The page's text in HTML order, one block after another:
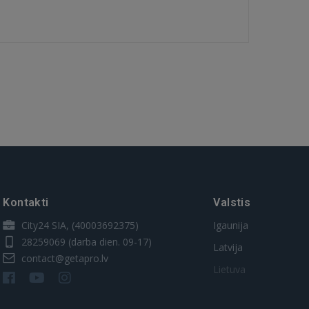
Kontakti
City24 SIA, (40003692375)
28259069 (darba dien. 09-17)
contact@getapro.lv
Valstis
Igaunija
Latvija
Lietuva